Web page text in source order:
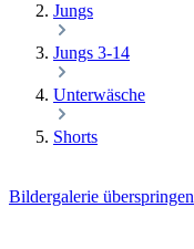
Jungs
Jungs 3-14
Unterwäsche
Shorts
Bildergalerie überspringen